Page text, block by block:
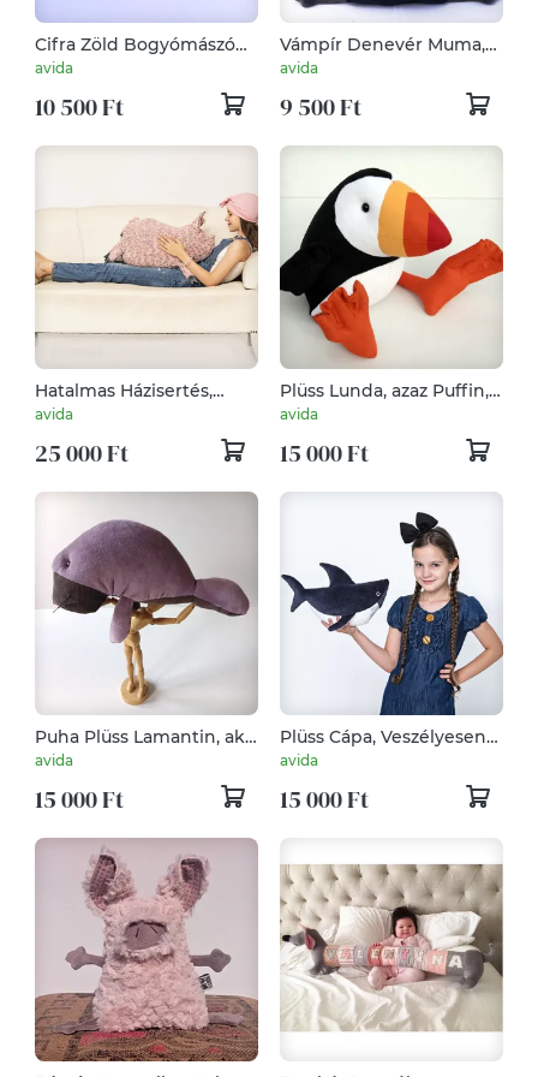
Cifra Zöld Bogyómászó
Poloska Virágos, Hímzett
veszélyes mezőgazdasági
kártevő rovar
avida
10 500 Ft
Vámpír Denevér Muma,
Tenyérnyi Puha Plüss
avida
9 500 Ft
Hatalmas Házisertés,
Nagy Rózsaszín
Párna
avida
25 000 Ft
Plüss Lunda, azaz Puffin,
tengeri madár
avida
15 000 Ft
Puha Plüss Lamantin, aka
Dugong, Lilamantin,
Tehén
avida
15 000 Ft
Plüss Cápa, Veszélyesen
Vicsorgó Vizi Vadállat,
Tengeri Fenevad
avida
15 000 Ft